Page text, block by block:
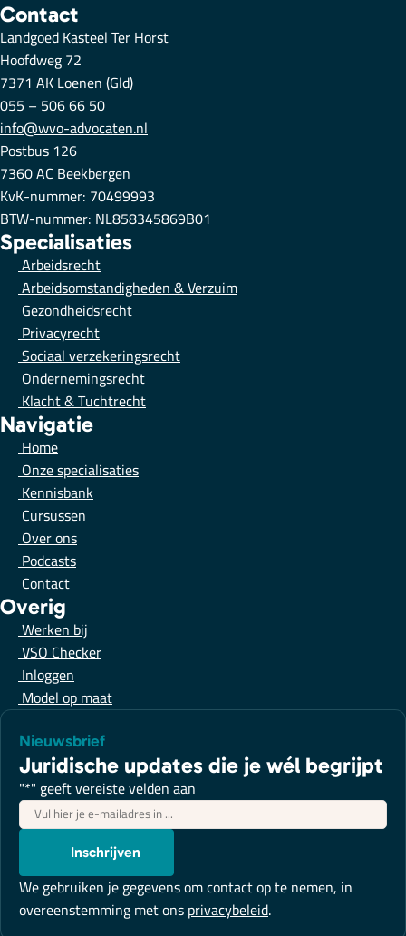
Contact
Landgoed Kasteel Ter Horst
Hoofdweg 72
7371 AK Loenen (Gld)
055 – 506 66 50
info@wvo-advocaten.nl
Postbus 126
7360 AC Beekbergen
KvK-nummer: 70499993
BTW-nummer: NL858345869B01
Specialisaties
Arbeidsrecht
Arbeidsomstandigheden & Verzuim
Gezondheidsrecht
Privacyrecht
Sociaal verzekeringsrecht
Ondernemingsrecht
Klacht & Tuchtrecht
Navigatie
Home
Onze specialisaties
Kennisbank
Cursussen
Over ons
Podcasts
Contact
Overig
Werken bij
VSO Checker
Inloggen
Model op maat
Nieuwsbrief
Juridische updates die je wél begrijpt
"*" geeft vereiste velden aan
E-
mailadres*
Inschrijven
We gebruiken je gegevens om contact op te nemen, in
overeenstemming met onsprivacybeleid.